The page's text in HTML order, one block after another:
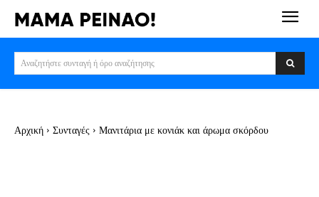
Αναζητήστε συνταγή ή όρο αναζήτησης
Αρχική Συνταγές Μανιτάρια με κονιάκ και άρωμα σκόρδου